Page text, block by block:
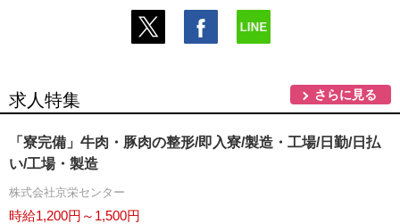
求人特集 さらに見る
「寮完備」牛肉・豚肉の整形/即入寮/製造・工場/日勤/日払
い/工場・製造
株式会社京栄センター
時給1,200円～1,500円